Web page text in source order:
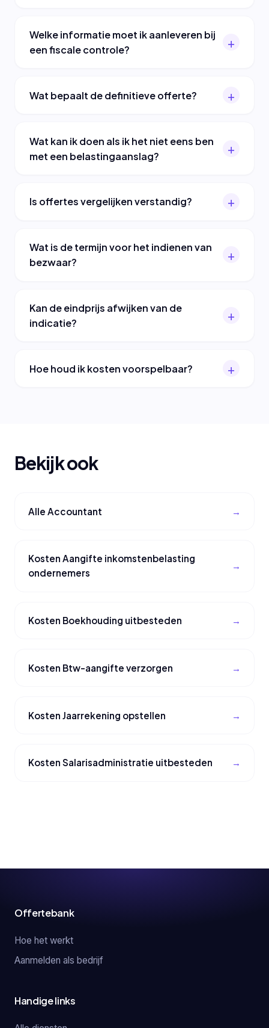
Welke informatie moet ik aanleveren bij
een fiscale controle?
Wat bepaalt de definitieve offerte?
Wat kan ik doen als ik het niet eens ben
met een belastingaanslag?
Is offertes vergelijken verstandig?
Wat is de termijn voor het indienen van
bezwaar?
Kan de eindprijs afwijken van de
indicatie?
Hoe houd ik kosten voorspelbaar?
Bekijk ook
Alle Accountant
Kosten Aangifte inkomstenbelasting
ondernemers
Kosten Boekhouding uitbesteden
Kosten Btw-aangifte verzorgen
Kosten Jaarrekening opstellen
Kosten Salarisadministratie uitbesteden
Offertebank
Hoe het werkt
Aanmelden als bedrijf
Handige links